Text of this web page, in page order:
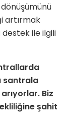
artırmak
destek ile ilgili
santrala
Biz
şahit